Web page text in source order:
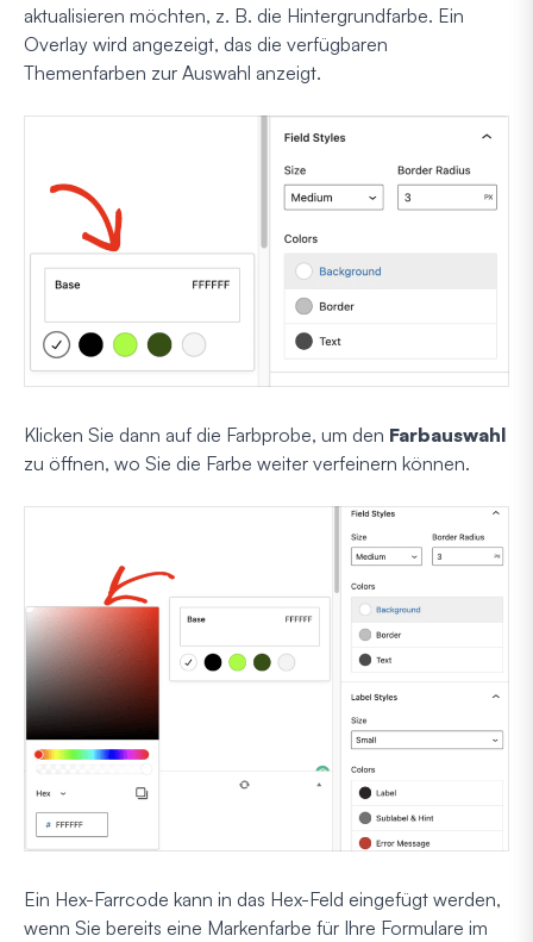
aktualisieren möchten, z. B. die Hintergrundfarbe. Ein
Overlay wird angezeigt, das die verfügbaren
Themenfarben zur Auswahl anzeigt.
Klicken Sie dann auf die Farbprobe, um den Farbauswahl
zu öffnen, wo Sie die Farbe weiter verfeinern können.
Ein Hex-Farrcode kann in das Hex-Feld eingefügt werden,
wenn Sie bereits eine Markenfarbe für Ihre Formulare im